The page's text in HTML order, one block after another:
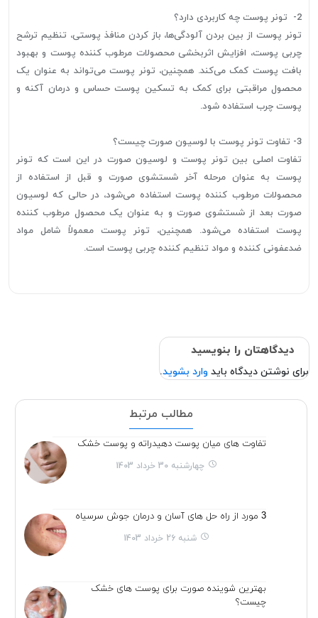
2- تونر پوست چه کاربردی دارد؟
تونر پوست از بین بردن آلودگی‌ها، باز کردن منافذ پوستی، تنظیم ترشح
چربی پوست، افزایش اثربخشی محصولات مرطوب کننده پوست و بهبود
بافت پوست کمک می‌کند. همچنین، تونر پوست می‌تواند به عنوان یک
محصول مراقبتی برای کمک به تسکین پوست حساس و درمان آکنه و
پوست چرب استفاده شود.
3- تفاوت تونر پوست با لوسیون صورت چیست؟
تفاوت اصلی بین تونر پوست و لوسیون صورت در این است که تونر
پوست به عنوان مرحله آخر شستشوی صورت و قبل از استفاده از
محصولات مرطوب کننده پوست استفاده می‌شود، در حالی که لوسیون
صورت بعد از شستشوی صورت و به عنوان یک محصول مرطوب کننده
پوست استفاده می‌شود. همچنین، تونر پوست معمولاً شامل مواد
ضدعفونی کننده و مواد تنظیم کننده چربی پوست است.
دیدگاهتان را بنویسید
برای نوشتن دیدگاه باید وارد بشوید.
مطالب مرتبط
تفاوت های میان پوست دهیدراته و پوست خشک
چهارشنبه 30 خرداد 1403
3 مورد از راه حل های آسان و درمان جوش سرسیاه
شنبه 26 خرداد 1403
بهترین شوینده صورت برای پوست های خشک
چیست؟